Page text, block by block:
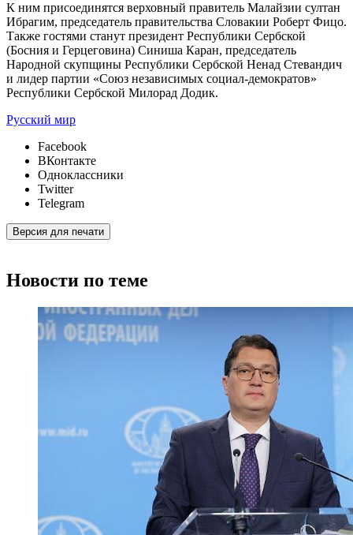
К ним присоединятся верховный правитель Малайзии султан
Ибрагим, председатель правительства Словакии Роберт Фицо.
Также гостями станут президент Республики Сербской
(Босния и Герцеговина) Синиша Каран, председатель
Народной скупщины Республики Сербской Ненад Стевандич
и лидер партии «Союз независимых социал-демократов»
Республики Сербской Милорад Додик.
Русский мир
Facebook
ВКонтакте
Одноклассники
Twitter
Telegram
Версия для печати
Новости по теме